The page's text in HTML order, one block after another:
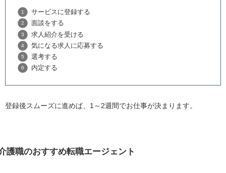
サービスに登録する
面談をする
求人紹介を受ける
気になる求人に応募する
選考する
内定する
登録後スムーズに進めば、1～2週間でお仕事が決まります。
護職のおすすめ転職エージェント